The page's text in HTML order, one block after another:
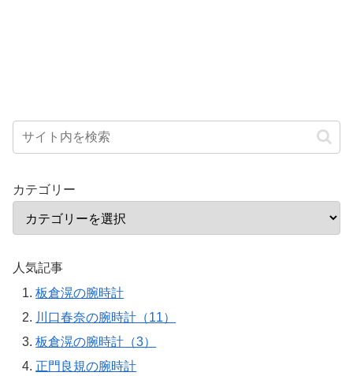
カテゴリー
人気記事
板倉滉の腕時計
川口春奈の腕時計（11）
板倉滉の腕時計（3）
正門良規の腕時計